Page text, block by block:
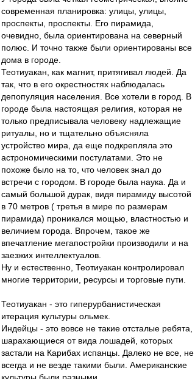
современная планировка: улицы, улицы,
проспекты, проспекты. Его пирамида,
очевидно, была ориентирована на северный
полюс. И точно также были ориентированы все
дома в городе.
Теотиуакан, как магнит, притягивал людей. Да
так, что в его окрестностях наблюдалась
депопуляция населения. Все хотели в город. В
городе была настоящая религия, которая не
только предписывала человеку надлежащие
ритуалы, но и тщательно объясняла
устройство мира, да еще подкрепляла это
астрономическими постулатами. Это не
похоже было на то, что человек знал до
встречи с городом. В городе была наука. Да и
самый большой дурак, видя пирамиду высотой
в 70 метров ( третья в мире по размерам
пирамида) проникался мощью, властностью и
величием города. Впрочем, такое же
впечатление мегапостройки производили и на
заезжих интеллектуалов.
Ну и естественно, Теотиуакан контролировал
многие территории, ресурсы и торговые пути.
Теотиуакан - это гиперурбанистическая
итерация культуры ольмек.
Индейцы - это вовсе не такие отсталые ребята,
шарахающиеся от вида лошадей, которых
застали на Карибах испанцы. Далеко не все, не
всегда и не везде такими были. Американские